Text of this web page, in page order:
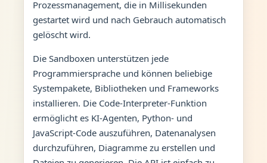
Prozessmanagement, die in Millisekunden
gestartet wird und nach Gebrauch automatisch
gelöscht wird.
Die Sandboxen unterstützen jede
Programmiersprache und können beliebige
Systempakete, Bibliotheken und Frameworks
installieren. Die Code-Interpreter-Funktion
ermöglicht es KI-Agenten, Python- und
JavaScript-Code auszuführen, Datenanalysen
durchzuführen, Diagramme zu erstellen und